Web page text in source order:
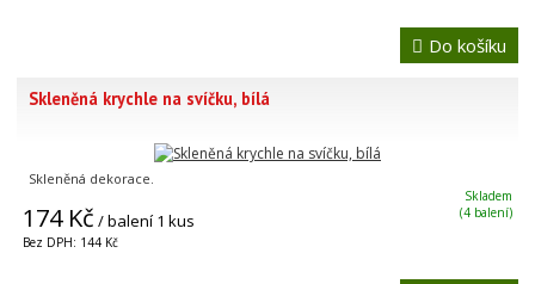
Do košíku
Skleněná krychle na svíčku, bílá
Skleněná dekorace.
174 Kč / balení 1 kus
Bez DPH: 144 Kč
Skladem
(4 balení)